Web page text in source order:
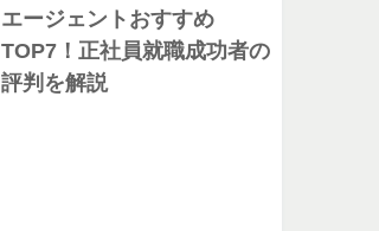
エージェントおすすめ
TOP7！正社員就職成功者の
評判を解説